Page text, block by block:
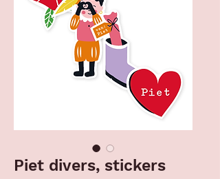
Piet divers, stickers